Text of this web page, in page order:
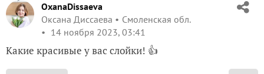
OxanaDissaeva
Оксана Диссаева
Смоленская обл.
14 ноября 2023, 03:41
Какие красивые у вас слойки! 👍